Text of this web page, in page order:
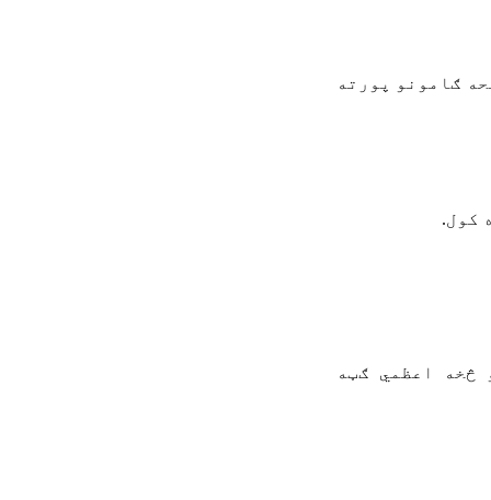
ګامونو پورته
کول.
څخه اعظمي ګټه